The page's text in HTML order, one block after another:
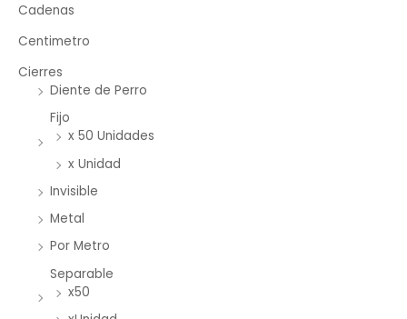
Cadenas
Centimetro
Cierres
Diente de Perro
Fijo
x 50 Unidades
x Unidad
Invisible
Metal
Por Metro
Separable
x50